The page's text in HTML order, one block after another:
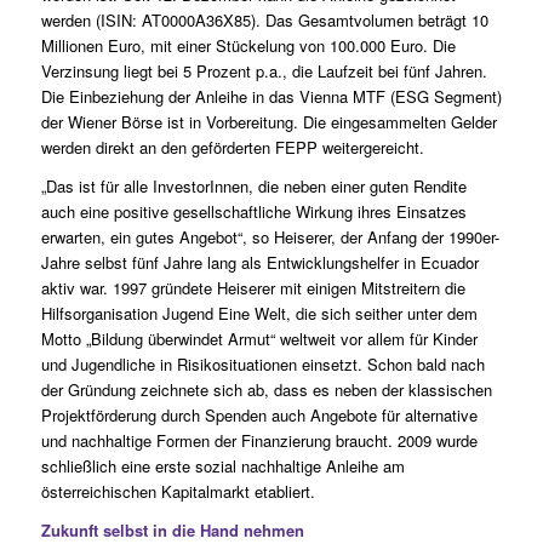
werden (ISIN: AT0000A36X85). Das Gesamtvolumen beträgt 10
Millionen Euro, mit einer Stückelung von 100.000 Euro. Die
Verzinsung liegt bei 5 Prozent p.a., die Laufzeit bei fünf Jahren.
Die Einbeziehung der Anleihe in das Vienna MTF (ESG Segment)
der Wiener Börse ist in Vorbereitung. Die eingesammelten Gelder
werden direkt an den geförderten FEPP weitergereicht.
„Das ist für alle InvestorInnen, die neben einer guten Rendite
auch eine positive gesellschaftliche Wirkung ihres Einsatzes
erwarten, ein gutes Angebot“, so Heiserer, der Anfang der 1990er-
Jahre selbst fünf Jahre lang als Entwicklungshelfer in Ecuador
aktiv war. 1997 gründete Heiserer mit einigen Mitstreitern die
Hilfsorganisation Jugend Eine Welt, die sich seither unter dem
Motto „Bildung überwindet Armut“ weltweit vor allem für Kinder
und Jugendliche in Risikosituationen einsetzt. Schon bald nach
der Gründung zeichnete sich ab, dass es neben der klassischen
Projektförderung durch Spenden auch Angebote für alternative
und nachhaltige Formen der Finanzierung braucht. 2009 wurde
schließlich eine erste sozial nachhaltige Anleihe am
österreichischen Kapitalmarkt etabliert.
Zukunft selbst in die Hand nehmen